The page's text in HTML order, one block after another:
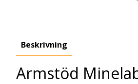
Beskrivning
Armstöd